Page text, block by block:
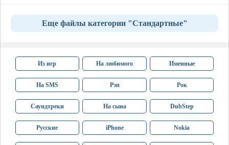
Еще файлы категории "Стандартные"
Из игр На любимого Именные
На SMS Рэп Рок
Саундтреки На сына DubStep
Русские iPhone Nokia